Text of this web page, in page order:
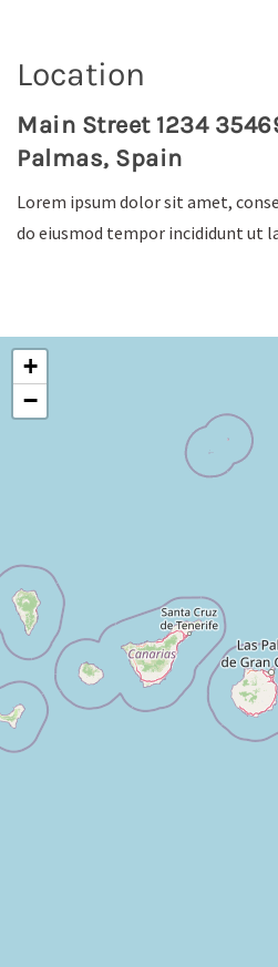
Location
Main Street 1234
Palmas, Spain
Lorem ipsum dolor sit amet,
do eiusmod tempor incididunt ut
+
−